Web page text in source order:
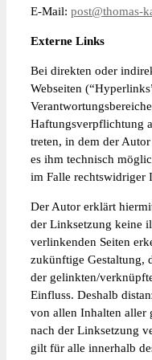
E-Mail: post@thomas-
Externe Links
Bei direkten oder
Webseiten
Haftungsverpflichtung
treten, in dem der
es ihm technisch
im Falle rechtswidriger
Der Autor erklärt
der Linksetzung keine
verlinkenden Seiten
zukünftige Gestaltung,
der gelinkten/
Einfluss. Deshalb
von allen Inhalten aller
nach der Linksetzung
gilt für alle innerhalb